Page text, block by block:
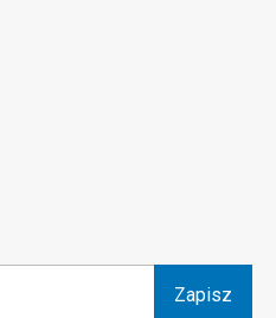
Zapisz